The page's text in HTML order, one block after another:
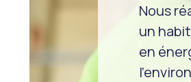
Nous
un
en